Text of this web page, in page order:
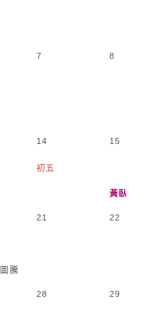
7 8
14
初五
15
黃臥香
圖騰
21 22
28 29